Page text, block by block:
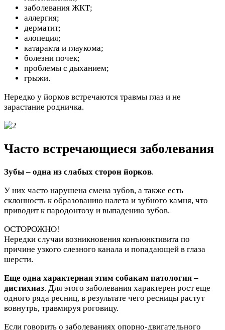
заболевания ЖКТ;
аллергия;
дерматит;
алопеция;
катаракта и глаукома;
болезни почек;
проблемы с дыханием;
грыжи.
Нередко у йорков встречаются травмы глаз и не
зарастание родничка.
Часто встречающиеся заболевания
Зубы – одна из слабых сторон йорков.
У них часто нарушена смена зубов, а также есть
склонность к образованию налета и зубного камня, что
приводит к пародонтозу и выпадению зубов.
ОСТОРОЖНО!
Нередки случаи возникновения конъюнктивита по
причине узкого слезного канала и попадающей в глаза
шерсти.
Еще одна характерная этим собакам патология –
дистихиаз. Для этого заболевания характерен рост еще
одного ряда ресниц, в результате чего ресницы растут
вовнутрь, травмируя роговицу.
Если говорить о заболеваниях опорно-двигательного